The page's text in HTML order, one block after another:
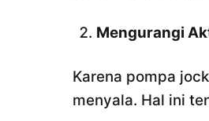
Mengurangi
Karena pompa
menyala. Hal ini